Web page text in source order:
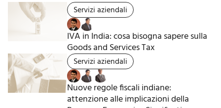
Servizi aziendali
IVA in India: cosa bisogna sapere sulla
Goods and Services Tax
Servizi aziendali
Nuove regole fiscali indiane:
attenzione alle implicazioni della